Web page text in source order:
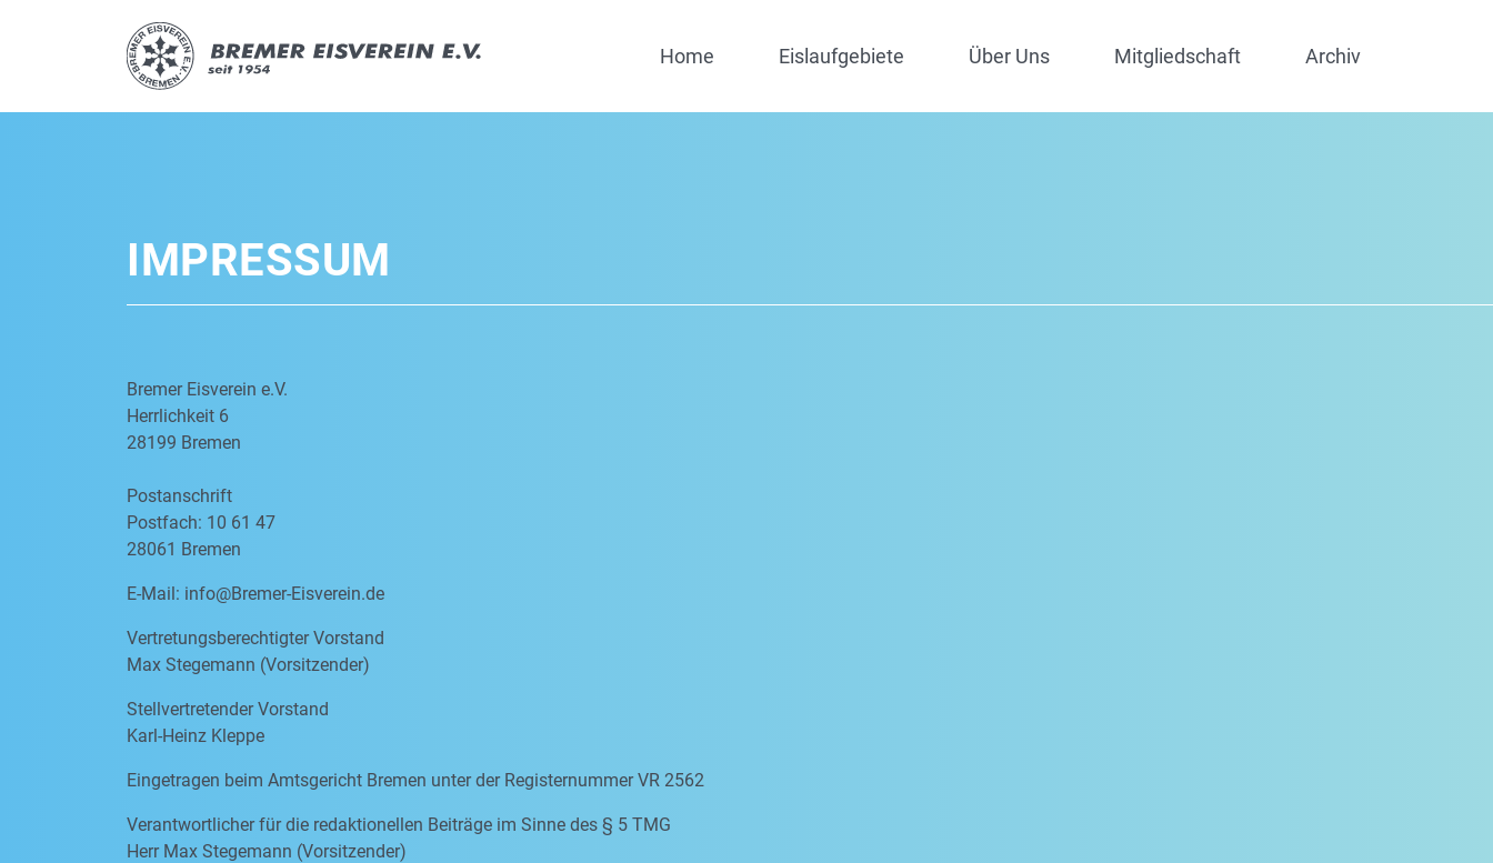
Home Eislaufgebiete Über Uns Mitgliedschaft Archiv
IMPRESSUM
Bremer Eisverein e.V.
Herrlichkeit 6
28199 Bremen
Postanschrift
Postfach: 10 61 47
28061 Bremen
E-Mail: info@Bremer-Eisverein.de
Vertretungsberechtigter Vorstand
Max Stegemann (Vorsitzender)
Stellvertretender Vorstand
Karl-Heinz Kleppe
Eingetragen beim Amtsgericht Bremen unter der Registernummer VR 2562
Verantwortlicher für die redaktionellen Beiträge im Sinne des § 5 TMG
Herr Max Stegemann (Vorsitzender)